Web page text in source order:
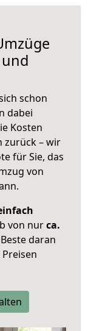
schon
dabei
Kosten
zurück – wir
für Sie, das
von
von nurca.
daran